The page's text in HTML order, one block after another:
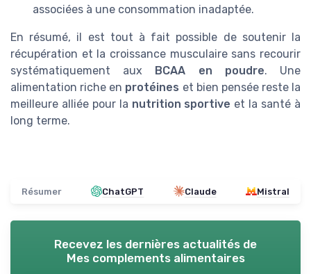
associées à une consommation inadaptée.
En résumé, il est tout à fait possible de soutenir la
récupération et la croissance musculaire sans recourir
systématiquement aux BCAA en poudre. Une
alimentation riche en protéines et bien pensée reste la
meilleure alliée pour la nutrition sportive et la santé à
long terme.
Résumer ChatGPT Claude Mistral
Recevez les dernières actualités de
Mes complements alimentaires